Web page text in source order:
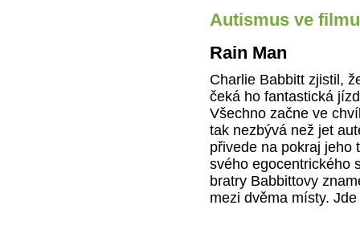
Autismus ve filmu
Rain Man
Charlie Babbitt zjistil,
čeká ho fantastická
Všechno začne ve
tak nezbývá než jet
přivede na pokraj jeho
svého egocentrického
bratry Babbittovy
mezi dvěma místy.